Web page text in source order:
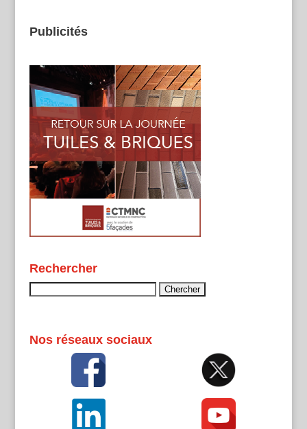
Publicités
Rechercher
Nos réseaux sociaux